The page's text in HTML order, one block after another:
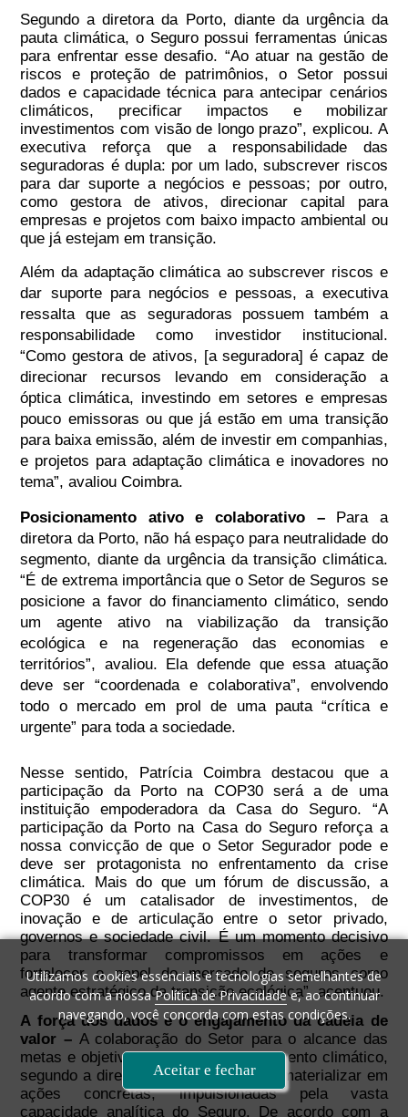
Segundo a diretora da Porto, diante da urgência da
pauta climática, o Seguro possui ferramentas únicas
para enfrentar esse desafio. “Ao atuar na gestão de
riscos e proteção de patrimônios, o Setor possui
dados e capacidade técnica para antecipar cenários
climáticos, precificar impactos e mobilizar
investimentos com visão de longo prazo”, explicou. A
executiva reforça que a responsabilidade das
seguradoras é dupla: por um lado, subscrever riscos
para dar suporte a negócios e pessoas; por outro,
como gestora de ativos, direcionar capital para
empresas e projetos com baixo impacto ambiental ou
que já estejam em transição.
Além da adaptação climática ao subscrever riscos e
dar suporte para negócios e pessoas, a executiva
ressalta que as seguradoras possuem também a
responsabilidade como investidor institucional.
“Como gestora de ativos, [a seguradora] é capaz de
direcionar recursos levando em consideração a
óptica climática, investindo em setores e empresas
pouco emissoras ou que já estão em uma transição
para baixa emissão, além de investir em companhias,
e projetos para adaptação climática e inovadores no
tema”, avaliou Coimbra.
Posicionamento ativo e colaborativo – Para a
diretora da Porto, não há espaço para neutralidade do
segmento, diante da urgência da transição climática.
“É de extrema importância que o Setor de Seguros se
posicione a favor do financiamento climático, sendo
um agente ativo na viabilização da transição
ecológica e na regeneração das economias e
territórios”, avaliou. Ela defende que essa atuação
deve ser “coordenada e colaborativa”, envolvendo
todo o mercado em prol de uma pauta “crítica e
urgente” para toda a sociedade.
Nesse sentido, Patrícia Coimbra destacou que a
participação da Porto na COP30 será a de uma
instituição empoderadora da Casa do Seguro. “A
participação da Porto na Casa do Seguro reforça a
nossa convicção de que o Setor Segurador pode e
deve ser protagonista no enfrentamento da crise
climática. Mais do que um fórum de discussão, a
COP30 é um catalisador de investimentos, de
inovação e de articulação entre o setor privado,
governos e sociedade civil. É um momento decisivo
para transformar compromissos em ações e
fortalecer o papel do mercado de seguros como
agente estratégico da transição ecológica”, acentuou.
A força dos dados e o engajamento da cadeia de
valor – A colaboração do Setor para o alcance das
metas e objetivos globais de financiamento climático,
segundo a diretora da Porto, deve se materializar em
ações concretas, impulsionadas pela vasta
capacidade analítica do Seguro. De acordo com a
Utilizamos cookies essenciais e tecnologias semelhantes de
acordo com a nossaPolítica de Privacidadee, ao continuar
navegando, você concorda com estas condições.
Aceitar e fechar